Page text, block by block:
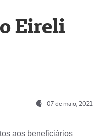
Eireli
07 de maio, 2021
aos beneficiários